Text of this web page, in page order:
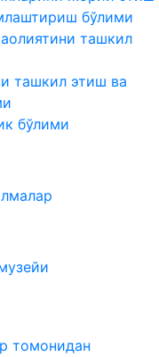
бўлими
ташкил
ташкил этиш ва
бўлими
томонидан